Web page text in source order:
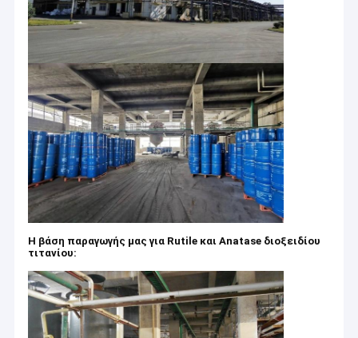
Η βάση παραγωγής μας για Rutile και Anatase διοξειδίου
τιτανίου: